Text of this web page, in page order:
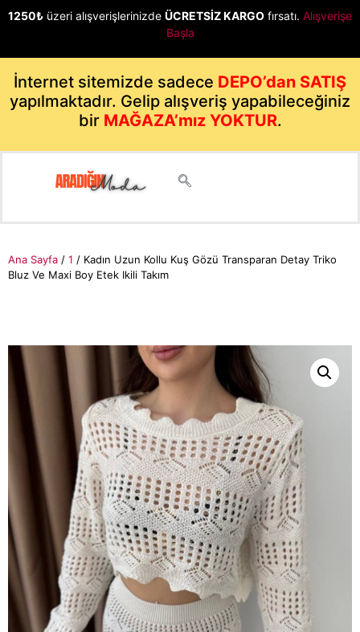
1250₺ üzeri alışverişlerinizde ÜCRETSİZ KARGO fırsatı. Alışverişe
Başla
İnternet sitemizde sadece DEPO’dan SATIŞ
yapılmaktadır. Gelip alışveriş yapabileceğiniz
bir MAĞAZA’mız YOKTUR.
Ana Sayfa / 1 / Kadın Uzun Kollu Kuş Gözü Transparan Detay Triko
Bluz Ve Maxi Boy Etek Ikili Takım